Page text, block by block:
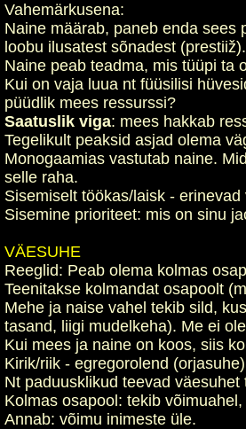
Vahemärkusena:
Naine määrab, paneb enda sees
loobu ilusatest sõnadest
Naine peab teadma, mis tüüpi ta
Kui on vaja luua nt füüsilisi
püüdlik mees ressurssi?
Saatuslik viga: mees hakkab
Tegelikult peaksid asjad olema
Monogaamias vastutab naine.
selle raha.
Sisemiselt töökas/laisk -
Sisemine prioriteet: mis on sinu
VÄESUHE
Reeglid: Peab olema kolmas
Teenitakse kolmandat osapoolt
Mehe ja naise vahel tekib sild,
tasand, liigi mudelkeha). Me ei
Kui mees ja naine on koos, siis
Kirik/riik - egregorolend
Nt paduusklikud teevad
Kolmas osapool: tekib
Annab: võimu inimeste üle.